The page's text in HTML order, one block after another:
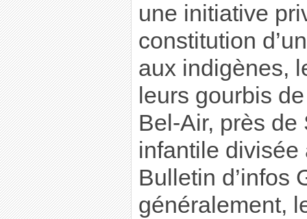
une initiative
constitution
aux indigènes,
leurs gourbis
Bel-Air, près de
infantile divisée
Bulletin d’infos
généralement,